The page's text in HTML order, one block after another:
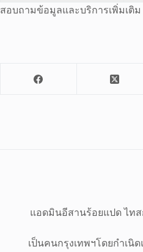
สอบถามข้อมูลและบริการเพิ่มเติม
แอดมินอีสานร้อยแปด ไท
เป็นคนกรุงเทพฯโดยกำเ